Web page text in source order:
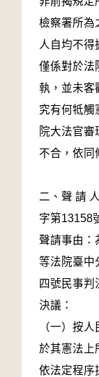
檢察署所為
人自均不得
僅係對於法
執，並未客
究有何牴觸
院大法官
不合，依同
二、聲 請
字第13158
聲請事由：
等法院臺中
四號民事判
決議：
（一）按
於其憲法上
依法定程序